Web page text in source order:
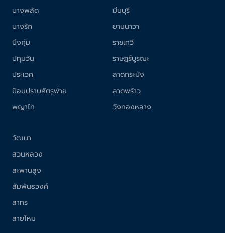
บางพลัด
บางรัก
บึงกุ่ม
ปทุมวัน
ประเวศ
ป้อมปราบศัตรูพ่าย
พญาไท
มีนบุรี
ยานนาวา
ราชเทวี
ราษฎร์บูรณะ
ลาดกระบัง
ลาดพร้าว
วังทองหลาง
วัฒนา
สวนหลวง
สะพานสูง
สัมพันธวงศ์
สาทร
สายไหม